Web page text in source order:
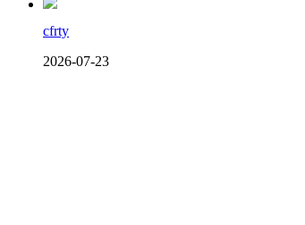
cfrty
2026-07-23